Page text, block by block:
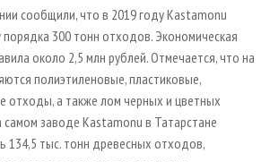
ДРЕВЕСНЫХ ПЛИТ
МЕБЕЛИ
REVIEW
сообщили, что в 2019 году Kastamonu
порядка 300 тонн отходов. Экономическая
около 2,5 млн рублей. Отмечается, что на
полиэтиленовые, пластиковые,
отходы, а также лом черных и цветных
заводе Kastamonu в Татарстане
134,5 тыс. тонн древесных отходов,